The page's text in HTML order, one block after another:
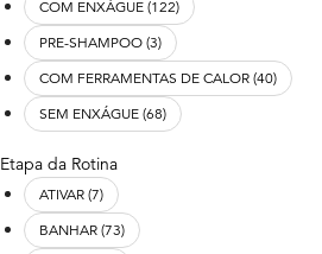
COM ENXÁGUE (122)
PRE-SHAMPOO (3)
COM FERRAMENTAS DE CALOR (40)
SEM ENXÁGUE (68)
Etapa da Rotina
ATIVAR (7)
BANHAR (73)